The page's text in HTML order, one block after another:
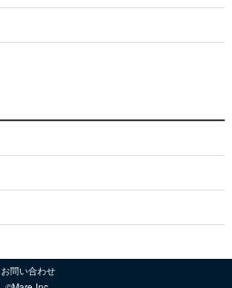
お問い合わせ